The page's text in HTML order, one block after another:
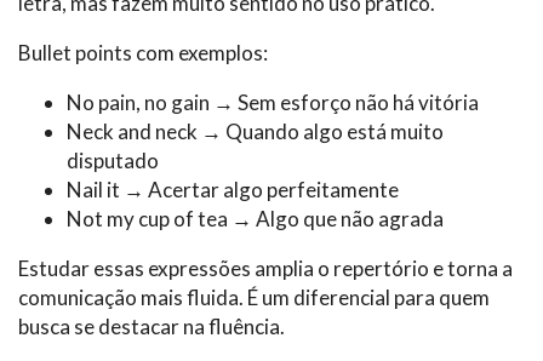
Bullet points com exemplos:
No pain, no gain → Sem esforço não há vitória
Neck and neck → Quando algo está muito
disputado
Nail it → Acertar algo perfeitamente
Not my cup of tea → Algo que não agrada
Estudar essas expressões amplia o repertório e torna a
comunicação mais fluida. É um diferencial para quem
busca se destacar na fluência.